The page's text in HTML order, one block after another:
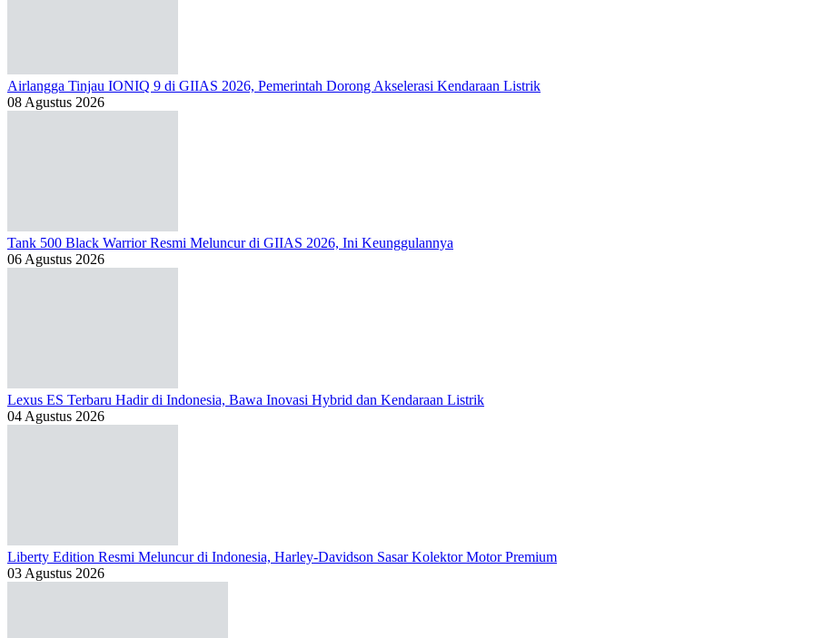
Airlangga Tinjau IONIQ 9 di GIIAS 2026, Pemerintah Dorong Akselerasi Kendaraan Listrik
08 Agustus 2026
Tank 500 Black Warrior Resmi Meluncur di GIIAS 2026, Ini Keunggulannya
06 Agustus 2026
Lexus ES Terbaru Hadir di Indonesia, Bawa Inovasi Hybrid dan Kendaraan Listrik
04 Agustus 2026
Liberty Edition Resmi Meluncur di Indonesia, Harley-Davidson Sasar Kolektor Motor Premium
03 Agustus 2026